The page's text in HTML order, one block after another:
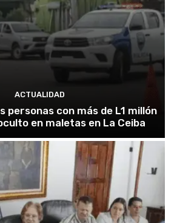
ACTUALIDAD
personas con más de L1 millón
en maletas en La Ceiba